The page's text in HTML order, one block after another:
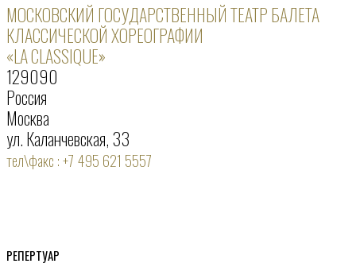
МОСКОВСКИЙ ГОСУДАРСТВЕННЫЙ ТЕАТР БАЛЕТА
КЛАССИЧЕСКОЙ ХОРЕОГРАФИИ
«LA CLASSIQUE»
129090
Россия
Москва
ул. Каланчевская, 33
тел\факс : +7 495 621 5557
РЕПЕРТУАР